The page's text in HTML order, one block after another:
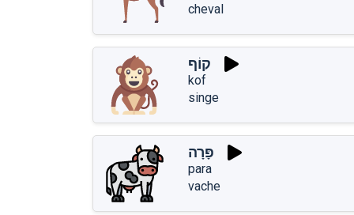
cheval
קוֹף
kof
singe
פָּרָה
para
vache